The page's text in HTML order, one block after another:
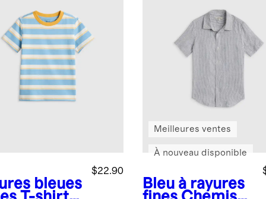
bleues
$22.90
Bleu à rayures
Meilleures ventes
À nouveau disponible